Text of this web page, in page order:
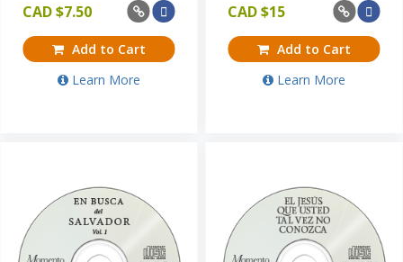
CAD $7.50
Add to Cart
Learn More
CAD $15
Add to Cart
Learn More